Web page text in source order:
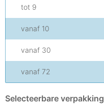
tot 9
vanaf 10
vanaf 30
vanaf 72
Selecteerbare verpakking